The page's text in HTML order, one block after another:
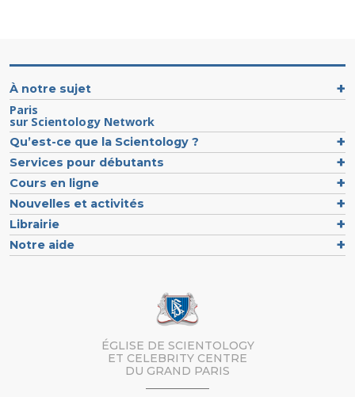
À notre sujet
Paris
sur Scientology Network
Qu’est-ce que la Scientology ?
Services pour débutants
Cours en ligne
Nouvelles et activités
Librairie
Notre aide
ÉGLISE DE SCIENTOLOGY
ET CELEBRITY CENTRE
DU GRAND PARIS